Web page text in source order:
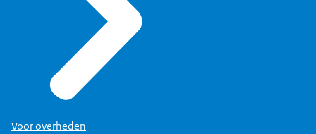
Voor overheden